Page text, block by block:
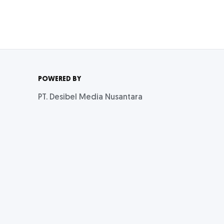
POWERED BY
PT. Desibel Media Nusantara